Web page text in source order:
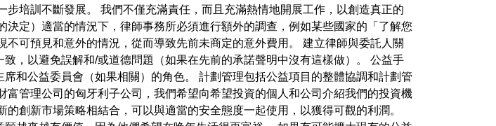
培訓不斷發展。 我們不僅充滿責任，而且充滿熱情地開展工作，以創造真正的
定）適當的情況下，律師事務所必須進行額外的調查，例如某些國家的「了解您
可預見和意外的情況，從而導致先前未商定的意外費用。 建立律師與委託人關
，以避免誤解和/或道德問題（如果在先前的承諾聲明中沒有這樣做）。 公益手
和公益委員會（如果相關）的角色。 計劃管理包括公益項目的整體協調和計劃管
管理公司的匈牙利子公司，我們希望向希望投資的個人和公司介紹我們的投資機
創新市場策略相結合，可以與適當的安全態度一起使用，以獲得可觀的利潤。